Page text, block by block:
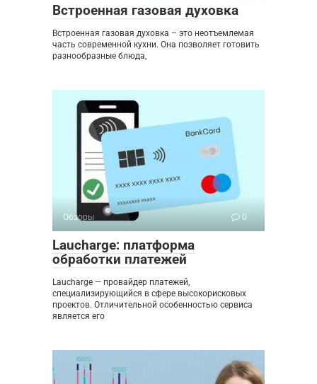
Встроенная газовая духовка
Встроенная газовая духовка – это неотъемлемая
часть современной кухни. Она позволяет готовить
разнообразные блюда,
Обзоры 0
Laucharge: платформа
обработки платежей
Laucharge — провайдер платежей,
специализирующийся в сфере высокорисковых
проектов. Отличительной особенностью сервиса
является его